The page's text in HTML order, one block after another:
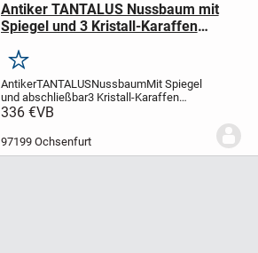
Antiker TANTALUS Nussbaum mit
Spiegel und 3 Kristall-Karaffen
Merken
AntikerTANTALUSNussbaumMit Spiegel
und abschließbar3 Kristall-Karaffen
quadratisch
Tantalus-BoxH 28 B 28 T 12 cm
336 €VB
97199 Ochsenfurt